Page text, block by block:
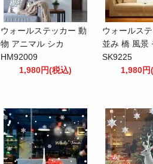
ウォールステッカー 動
物 アニマル シカ
HM92009
1,980円(税込)
ウォールス
並み 橋 風景
SK9225
1,980円